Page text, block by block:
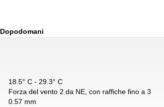
Dopodomani
18.5° C - 29.3° C
Forza del vento 2 da NE, con raffiche fino a 3
0.57 mm